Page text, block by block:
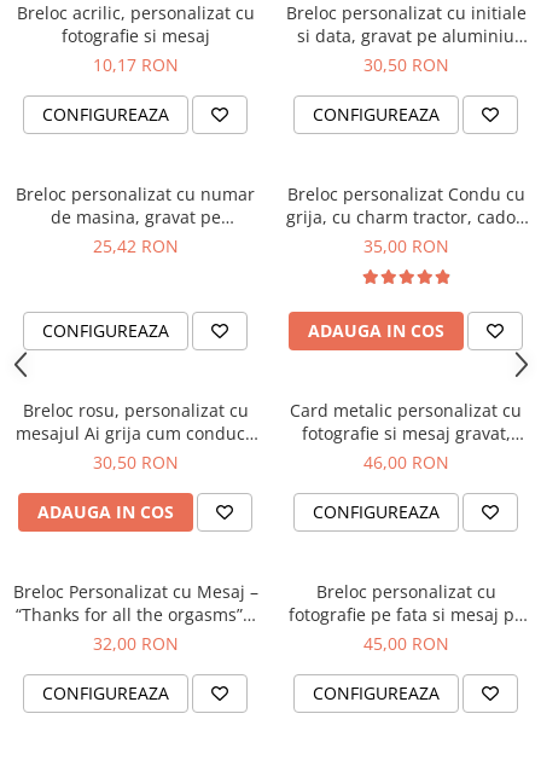
Breloc acrilic, personalizat cu
fotografie si mesaj
10,17 RON
CONFIGUREAZA
Breloc personalizat cu initiale
si data, gravat pe aluminiu
auriu, cadou pentru cuplu.
30,50 RON
CONFIGUREAZA
Breloc personalizat cu numar
de masina, gravat pe
dreptunghi din aluminiu
25,42 RON
CONFIGUREAZA
Breloc personalizat Condu cu
grija, cu charm tractor, cadou
pentru tractorist sau fermier
35,00 RON
ADAUGA IN COS
Breloc rosu, personalizat cu
mesajul Ai grija cum conduci,
am nevoie de tine
30,50 RON
ADAUGA IN COS
Card metalic personalizat cu
fotografie si mesaj gravat,
insertie portofel, wallet card
46,00 RON
CONFIGUREAZA
Breloc Personalizat cu Mesaj –
“Thanks for all the orgasms” –
Cadou Amuzant și Sexy
32,00 RON
CONFIGUREAZA
Breloc personalizat cu
fotografie pe fata si mesaj pe
spate, cadou pentru tata
45,00 RON
CONFIGUREAZA